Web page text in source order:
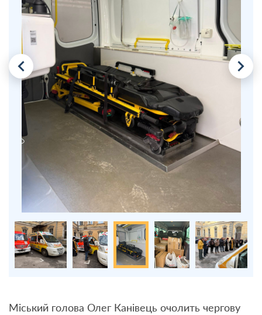
Міський голова Олег Канівець очолить чергову